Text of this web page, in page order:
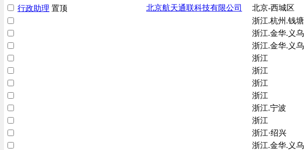
行政助理 置顶 北京航天通联科技有限公司 北京-西城区
浙江.杭州.钱
浙江.金华.义乌
浙江.金华.义乌
浙江
浙江
浙江
浙江
浙江.宁波
浙江
浙江·绍兴
浙江.金华.义乌